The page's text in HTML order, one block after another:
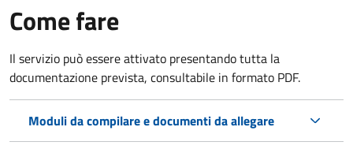
Come fare
Il servizio può essere attivato presentando tutta la
documentazione prevista, consultabile in formato PDF.
Moduli da compilare e documenti da allegare